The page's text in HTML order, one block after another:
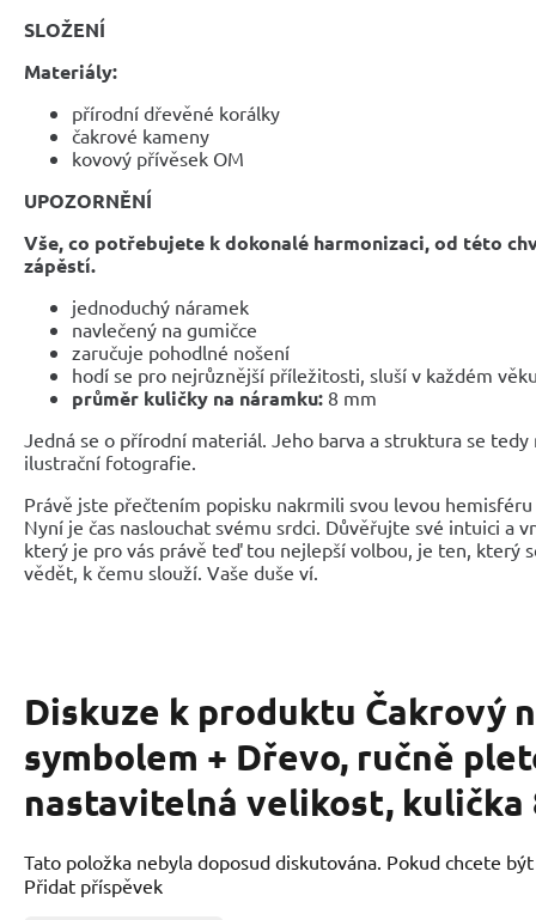
SLOŽENÍ
Materiály:
přírodní dřevěné korálky
čakrové kameny
kovový přívěsek OM
UPOZORNĚNÍ
Vše, co potřebujete k dokonalé harmonizaci, od této
zápěstí.
jednoduchý náramek
navlečený na gumičce
zaručuje pohodlné nošení
hodí se pro nejrůznější příležitosti, sluší v každém
průměr kuličky na náramku: 8 mm
Jedná se o přírodní materiál. Jeho barva a struktura se
ilustrační fotografie.
Právě jste přečtením popisku nakrmili svou levou
Nyní je čas naslouchat svému srdci. Důvěřujte své intuici a
který je pro vás právě teď tou nejlepší volbou, je ten, který
vědět, k čemu slouží. Vaše duše ví.
Diskuze k produktu Čakrový
symbolem + Dřevo, ručně
nastavitelná velikost, kulička
Tato položka nebyla doposud diskutována. Pokud chcete
Přidat příspěvek